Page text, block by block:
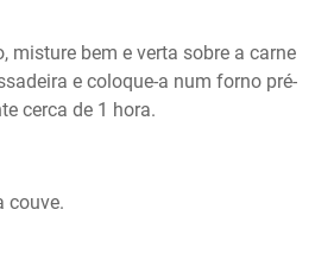
misture bem e verta sobre a carne
e coloque-a num forno pré-
cerca de 1 hora.
couve.